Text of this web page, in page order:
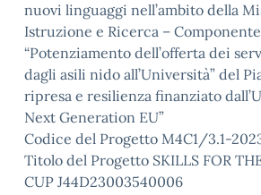
nuovi linguaggi nell’ambito della
Istruzione e Ricerca – Componente
“Potenziamento dell’offerta dei
dagli asili nido all’Università” del
ripresa e resilienza finanziato
Next Generation EU”
Codice del Progetto M4C1/3.1-
Titolo del Progetto SKILLS FOR
CUP J44D23003540006